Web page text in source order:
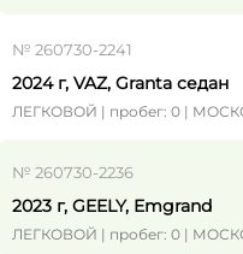
№ 260730-2241
2024 г, VAZ, Granta седан
ЛЕГКОВОЙ | пробег: 0 |
№ 260730-2236
2023 г, GEELY, Emgrand
ЛЕГКОВОЙ | пробег: 0 |